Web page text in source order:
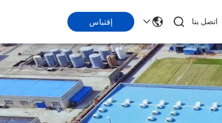
اتصل بنا إقتباس